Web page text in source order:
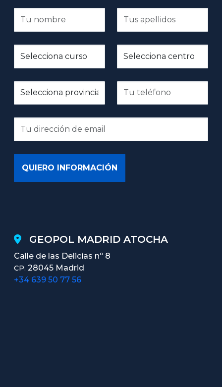
GEOPOL MADRID ATOCHA
Calle de las Delicias nº 8
CP. 28045 Madrid
+34 639 50 77 56